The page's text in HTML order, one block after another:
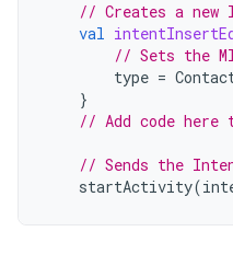
// Creates a
val
// Sets the
type =
}
// Add code
// Sends the
startActivity(